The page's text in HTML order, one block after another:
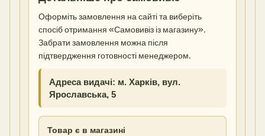
Оформіть замовлення на сайті та виберіть
спосіб отримання «Самовивіз із магазину».
Забрати замовлення можна після
підтвердження готовності менеджером.
Адреса видачі: м. Харків, вул.
Ярославська, 5
Товар є в магазині